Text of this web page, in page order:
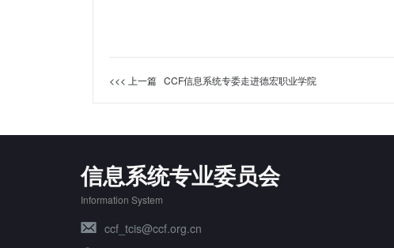
<<< 上一篇 CCF信息系统专委走进德宏职业学院
信息系统专业委员会
Information System
ccf_tcis@ccf.org.cn